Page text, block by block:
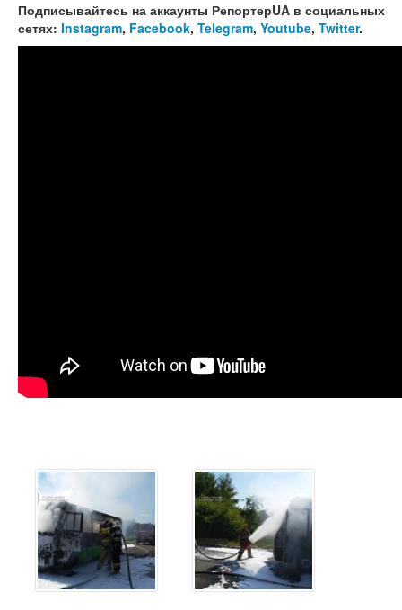
Подписывайтесь на аккаунты РепортерUA в социальных
сетях: Instagram, Facebook, Telegram, Youtube, Twitter.